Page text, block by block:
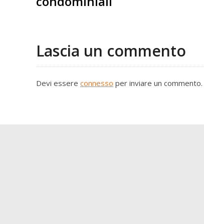
Lascia un commento
Devi essere connesso per inviare un commento.